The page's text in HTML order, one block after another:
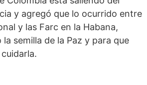
y agregó que lo ocurrido entre
y las Farc en la Habana,
la semilla de la Paz y para que